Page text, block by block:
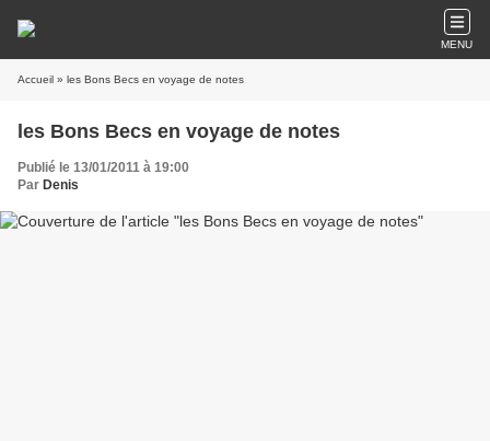
MENU
Accueil » les Bons Becs en voyage de notes
les Bons Becs en voyage de notes
Publié le 13/01/2011 à 19:00
Par Denis